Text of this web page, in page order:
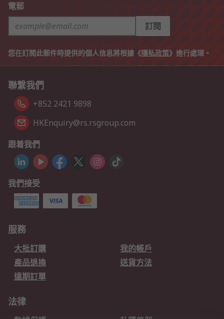
電郵
訂閱
您在訂閱此郵件時提供的個人信息將根據《隱私政策》進行處理。
聯繫我們
+852 2421 9898
HKEnquiry@rs.rsgroup.com
跟着我們
我們接受
服務
大批訂購
我的帳戶
產品退換
送貨方法
遠期訂單
法律